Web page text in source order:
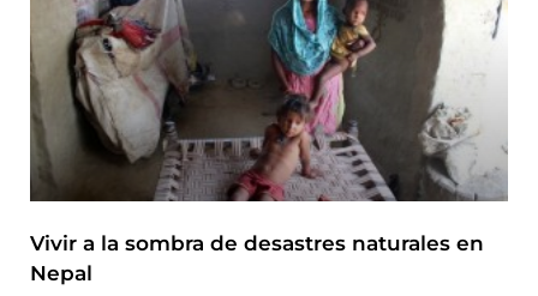
Vivir a la sombra de desastres naturales en
Nepal